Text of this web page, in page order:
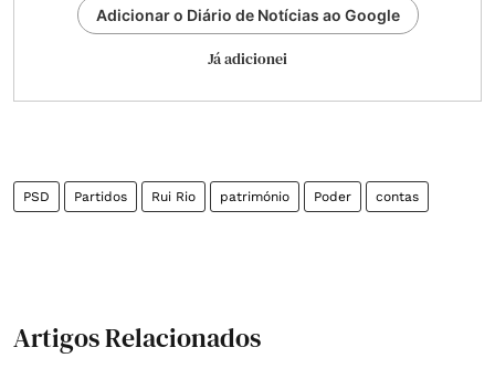
Adicionar o Diário de Notícias ao Google
Já adicionei
PSD Partidos Rui Rio património Poder contas
Artigos Relacionados